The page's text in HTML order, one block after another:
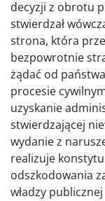
decyzji z obrotu
stwierdzał
strona, która
bezpowrotnie
żądać od
procesie
uzyskanie
stwierdzającej
wydanie z
realizuje
odszkodowania
władzy